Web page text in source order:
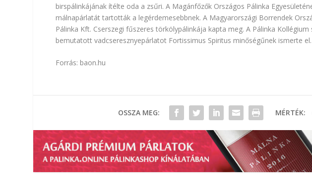
birspálinkájának ítélte oda a zsűri. A Magánfőzők Országos Pálinka
málnapárlatát tartották a legérdemesebbnek. A Magyarországi Borrendek
Pálinka Kft. Cserszegi fűszeres törkölypálinkája kapta meg. A Pálinka
bemutatott vadcseresznyepárlatot Fortissimus Spiritus minőségűnek ismerte el.
Forrás: baon.hu
OSSZA MEG: MÉRTÉK: